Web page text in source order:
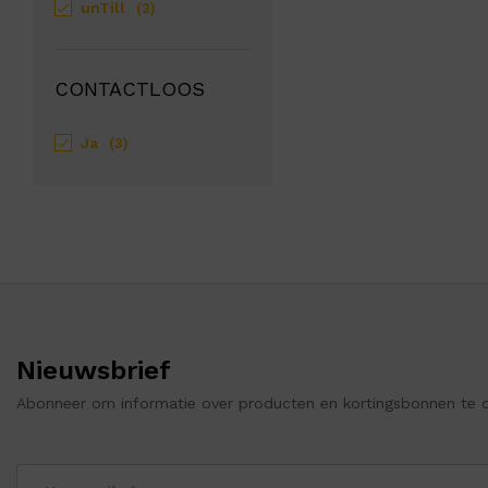
unTill (2)
CONTACTLOOS
Ja (3)
Nieuwsbrief
Abonneer om informatie over producten en kortingsbonnen te